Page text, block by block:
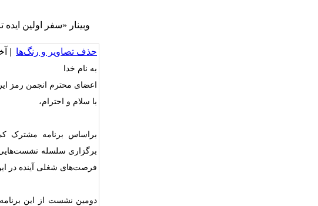
وبینار «سفر اولین
حذف تصاویر و رنگ‌ها |
به نام خدا
اعضای محترم انجمن رمز
با سلام و احترام،
براساس برنامه مشترک
برگزاری سلسله نشست‌هایی
فرصت‌های شغلی آینده در
دومین نشست از این